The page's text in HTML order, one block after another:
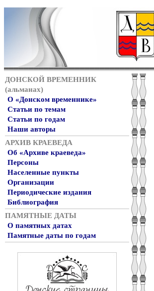
ДОНСКОЙ ВРЕМЕННИК
(альманах)
О «Донском временнике»
Статьи по темам
Статьи по годам
Наши авторы
АРХИВ КРАЕВЕДА
Об «Архиве краеведа»
Персоны
Населенные пункты
Организации
Периодические издания
Библиография
ПАМЯТНЫЕ ДАТЫ
О памятных датах
Памятные даты по годам